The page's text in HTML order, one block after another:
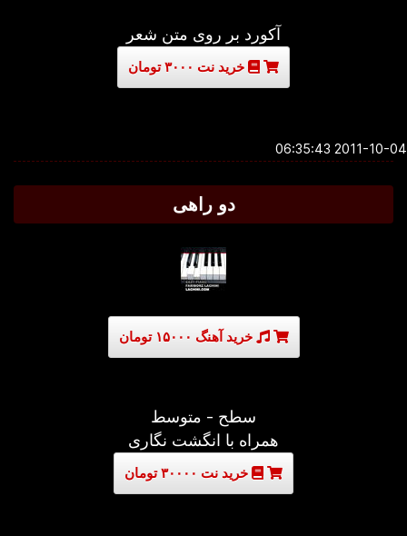
آکورد بر روی متن شعر
خرید نت ۳۰۰۰ تومان
2011-10-04
دو راهی
خرید آهنگ ۱۵۰۰۰ تومان
سطح - متوسط
همراه با انگشت نگاری
خرید نت ۳۰۰۰۰ تومان